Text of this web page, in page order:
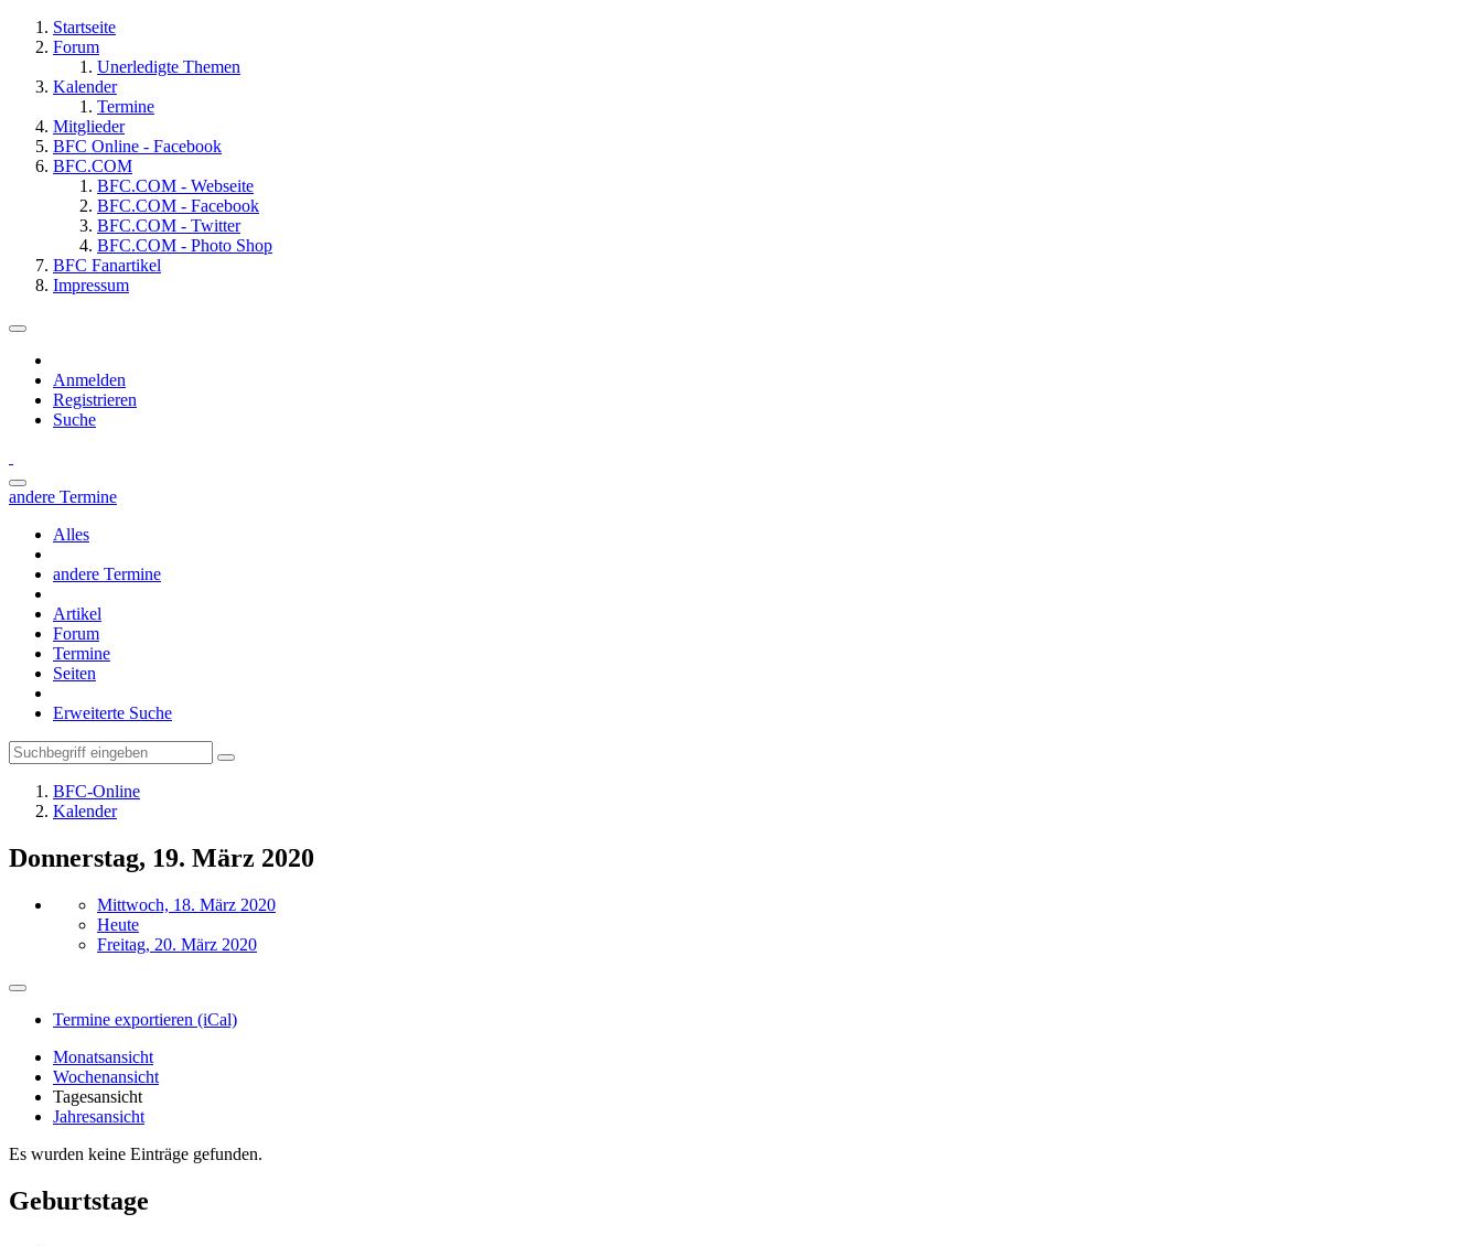
Startseite
Forum
Unerledigte Themen
Kalender
Termine
Mitglieder
BFC Online - Facebook
BFC.COM
BFC.COM - Webseite
BFC.COM - Facebook
BFC.COM - Twitter
BFC.COM - Photo Shop
BFC Fanartikel
Impressum
Anmelden
Registrieren
Suche
andere Termine
Alles
andere Termine
Artikel
Forum
Termine
Seiten
Erweiterte Suche
BFC-Online
Kalender
Donnerstag, 19. März 2020
Mittwoch, 18. März 2020
Heute
Freitag, 20. März 2020
Termine exportieren (iCal)
Monatsansicht
Wochenansicht
Tagesansicht
Jahresansicht
Es wurden keine Einträge gefunden.
Geburtstage